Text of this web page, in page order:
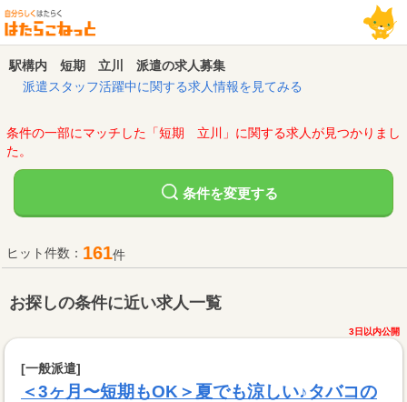
駅構内 短期 立川 派遣の求人募集
派遣スタッフ活躍中に関する求人情報を見てみる
条件の一部にマッチした「短期 立川」に関する求人が見つかりまし
た。
条件を変更する
ヒット件数： 161件
お探しの条件に近い求人一覧
3日以内公開
[一般派遣]
＜3ヶ月〜短期もOK＞夏でも涼しい♪タバコの